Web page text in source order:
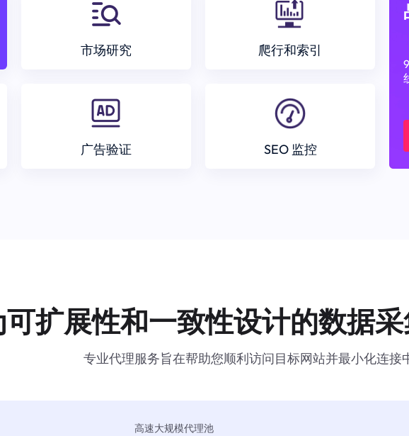
市场研究 爬行和索引
广告验证 SEO 监控
可扩展性和一致性设计的数据
专业代理服务旨在帮助您顺利访问目标网站并最小化连接
高速大规模代理池